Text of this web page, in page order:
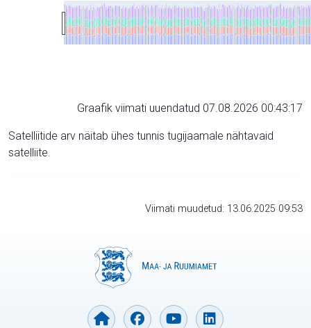
Graafik viimati uuendatud 07.08.2026 00:43:17
Satelliitide arv näitab ühes tunnis tugijaamale nähtavaid
satelliite.
Viimati muudetud: 13.06.2025 09:53